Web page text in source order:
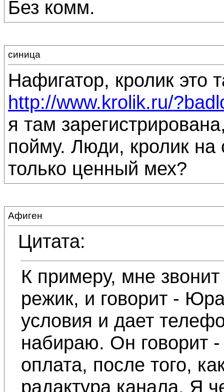
Без комм.
синица
Нафигатор, кролик это
http://www.krolik.ru/
я там
пойму. Люди, кролик
только ценный мех?
Афиген
Цитата:
К примеру, мне
режик, и говорит -
условия и дает
набираю. Он говорит
оплата, после того,
радактура канала. Я